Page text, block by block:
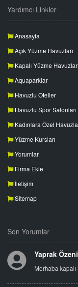
Yardımcı Linkler
Anasayfa
Açık Yüzme Havuzları
Kapalı Yüzme Havuzları
Aquaparklar
Havuzlu Oteller
Havuzlu Spor Salonları
Kadınlara Özel
Yüzme Kursları
Yorumlar
Firma Ekle
İletişim
Sitemap
Son Yorumlar
Yaprak
Merhaba